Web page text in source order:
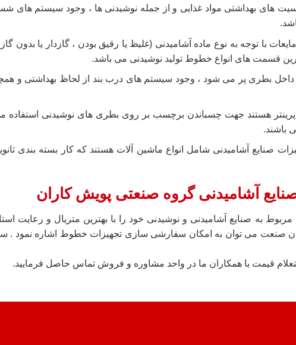
های بهداشتی مواد غذایی و از جمله نوشیدنی ها ، وجود سیستم های
با توجه به نوع ماده آشامیدنی (غلیظ یا رقیق بودن ، گازدار یا
قسمت های انواع خطوط تولید نوشیدنی می باشد.
بطری پر می شود ، وجود سیستم های درب بند از لحاظ بهداشتی و
پرینتر هستند جهت چسباندن برچسب بر روی بطری های نوشیدنی استفاده
باشند.
صنایع آشامیدنی شامل انواع ماشین آلات هستند که کار بسته
آشامیدنی گروه صنعتی پویش کاران
به صنایع آشامیدنی و نوشیدنی خود را با بهترین متریال و رعایت
می توان به امکان سفارشی سازی تجهیزات خطوط اشاره نمود .
قیمت با همکاران ما در واحد مشاوره و فروش تماس حاصل فرمایید.